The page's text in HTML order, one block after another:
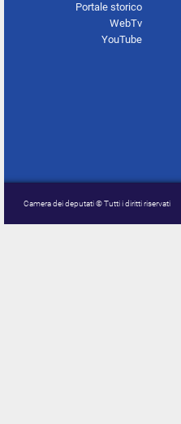
Portale storico
WebTv
YouTube
Camera dei deputati © Tutti i diritti riservati